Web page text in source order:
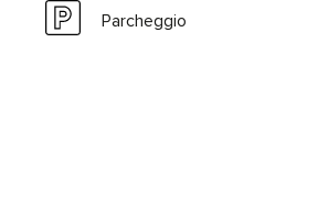
Parcheggio